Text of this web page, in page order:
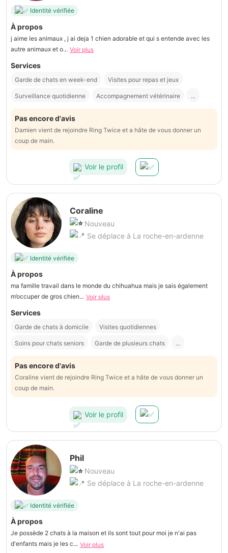
Identité vérifiée
À propos
j aime les animaux , j ai deja 1 chien adorable et qui s entende avec les
autre animaux et o... Voir plus
Services
Garde de chats en week-end Visites pour repas et jeux
Surveillance quotidienne Accompagnement vétérinaire ...
Pas encore d'avis
Damien vient de rejoindre Ring Twice et a hâte de vous donner un
coup de main.
Voir le profil
Coraline
Nouveau
Se déplace à La roche-en-ardenne
Identité vérifiée
À propos
ma famille travail dans le monde du chihuahua mais je sais également
m’occuper de gros chien... Voir plus
Services
Garde de chats à domicile Visites quotidiennes
Soins pour chats seniors Garde de plusieurs chats ...
Pas encore d'avis
Coraline vient de rejoindre Ring Twice et a hâte de vous donner un
coup de main.
Voir le profil
Phil
Nouveau
Se déplace à La roche-en-ardenne
Identité vérifiée
À propos
Je possède 2 chats à la maison et ils sont tout pour moi je n'ai pas
d'enfants mais je les c... Voir plus